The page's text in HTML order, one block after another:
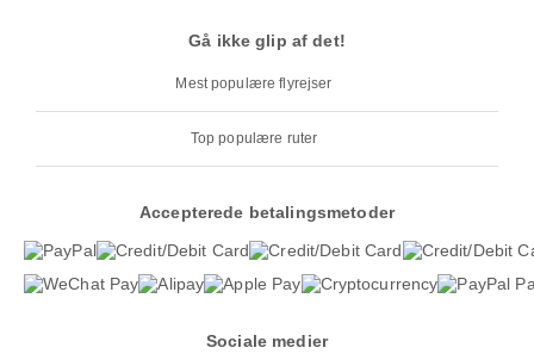
Gå ikke glip af det!
Mest populære flyrejser
Top populære ruter
Accepterede betalingsmetoder
Sociale medier